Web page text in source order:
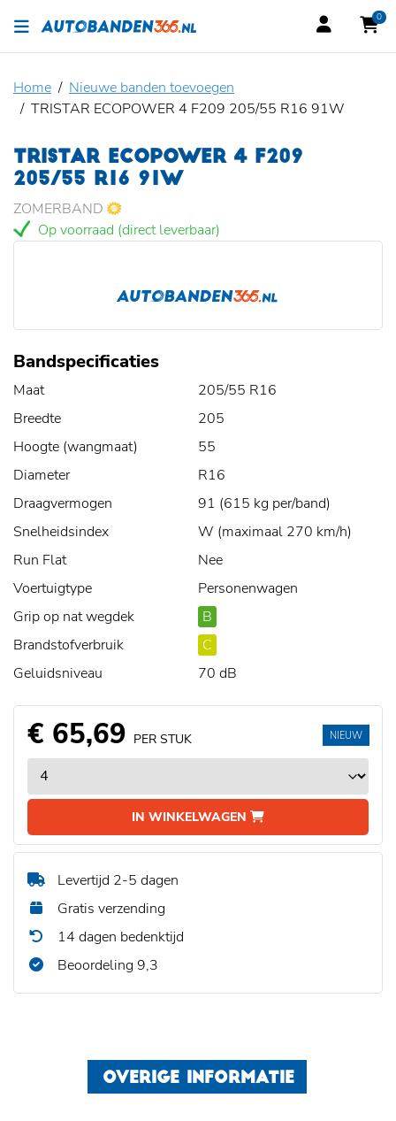
0
Home
Nieuwe banden toevoegen
TRISTAR ECOPOWER 4 F209 205/55 R16 91W
TRISTAR ECOPOWER 4 F209
205/55 R16 91W
ZOMERBAND
Op voorraad (direct leverbaar)
Bandspecificaties
Maat
205/55 R16
Breedte
205
Hoogte (wangmaat)
55
Diameter
R16
Draagvermogen
91 (615 kg per/band)
Snelheidsindex
W (maximaal 270 km/h)
Run Flat
Nee
Voertuigtype
Personenwagen
Grip op nat wegdek
B
Brandstofverbruik
C
Geluidsniveau
70 dB
€ 65,69 PER STUK
IN WINKELWAGEN
NIEUW
Levertijd 2-5 dagen
Gratis verzending
14 dagen bedenktijd
Beoordeling 9,3
OVERIGE INFORMATIE